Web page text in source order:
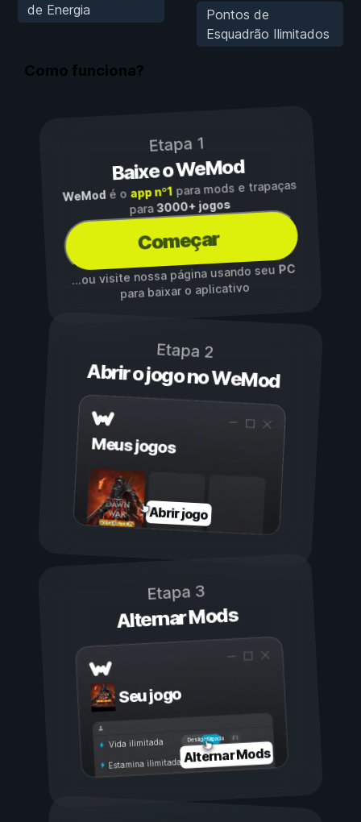
de Energia
Pontos de
Esquadrão Ilimitados
Como funciona?
Etapa 1
Baixe o WeMod
WeModé o app nº1para mods e trapaças
para3000+ jogos
Começar
...ou visite nossa página usando seuPC
para baixar o aplicativo
Etapa 2
Abrir o jogo no WeMod
Meus jogos
Abrir jogo
Etapa 3
Alternar Mods
Seu jogo
Ligada
Desligada
Vida ilimitada
Estamina ilimitadaAlternar Mods